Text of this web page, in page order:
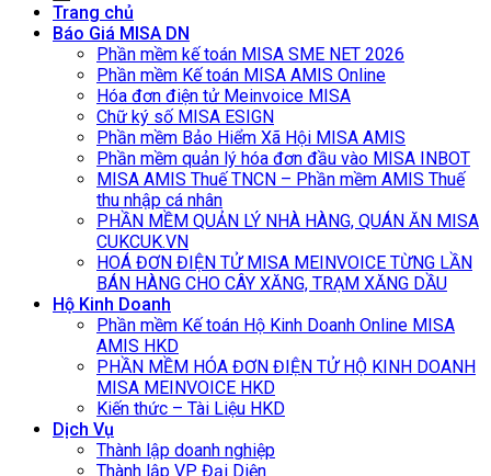
Trang chủ
Báo Giá MISA DN
Phần mềm kế toán MISA SME NET 2026
Phần mềm Kế toán MISA AMIS Online
Hóa đơn điện tử Meinvoice MISA
Chữ ký số MISA ESIGN
Phần mềm Bảo Hiểm Xã Hội MISA AMIS
Phần mềm quản lý hóa đơn đầu vào MISA INBOT
MISA AMIS Thuế TNCN – Phần mềm AMIS Thuế
thu nhập cá nhân
PHẦN MỀM QUẢN LÝ NHÀ HÀNG, QUÁN ĂN MISA
CUKCUK.VN
HOÁ ĐƠN ĐIỆN TỬ MISA MEINVOICE TỪNG LẦN
BÁN HÀNG CHO CÂY XĂNG, TRẠM XĂNG DẦU
Hộ Kinh Doanh
Phần mềm Kế toán Hộ Kinh Doanh Online MISA
AMIS HKD
PHẦN MỀM HÓA ĐƠN ĐIỆN TỬ HỘ KINH DOANH
MISA MEINVOICE HKD
Kiến thức – Tài Liệu HKD
Dịch Vụ
Thành lập doanh nghiệp
Thành lập VP Đại Diện